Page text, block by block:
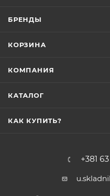
БРЕНДЫ
КОРЗИНА
КОМПАНИЯ
КАТАЛОГ
КАК КУПИТЬ?
+381